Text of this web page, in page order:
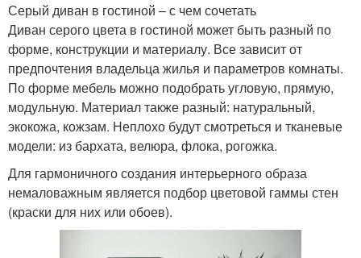
Серый диван в гостиной – с чем сочетать
Диван серого цвета в гостиной может быть разный по
форме, конструкции и материалу. Все зависит от
предпочтения владельца жилья и параметров комнаты.
По форме мебель можно подобрать угловую, прямую,
модульную. Материал также разный: натуральный,
экокожа, кожзам. Неплохо будут смотреться и тканевые
модели: из бархата, велюра, флока, рогожка.
Для гармоничного создания интерьерного образа
немаловажным является подбор цветовой гаммы стен
(краски для них или обоев).